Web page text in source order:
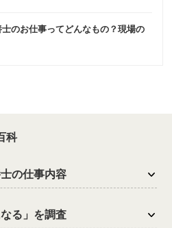
のお仕事ってどんなもの？現場の
科
の仕事内容
る」を調査